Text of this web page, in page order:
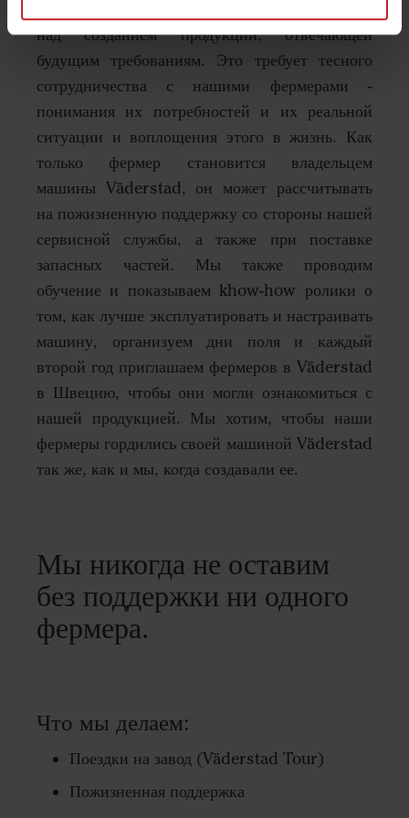
над созданием продукции, отвечающей
будущим требованиям. Это требует тесного
сотрудничества с нашими фермерами -
понимания их потребностей и их реальной
ситуации и воплощения этого в жизнь. Как
только фермер становится владельцем
машины Väderstad, он может рассчитывать
на пожизненную поддержку со стороны нашей
сервисной службы, а также при поставке
запасных частей. Мы также проводим
обучение и показываем khow-how ролики о
том, как лучше эксплуатировать и настраивать
машину, организуем дни поля и каждый
второй год приглашаем фермеров в Väderstad
в Швецию, чтобы они могли ознакомиться с
нашей продукцией. Мы хотим, чтобы наши
фермеры гордились своей машиной Väderstad
так же, как и мы, когда создавали ее.
Мы никогда не оставим
без поддержки ни одного
фермера.
Что мы делаем:
Поездки на завод (Väderstad Tour)
Пожизненная поддержка